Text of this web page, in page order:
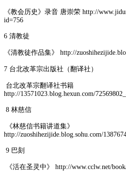
《教会历史》录音 唐崇荣 http://
id=756
6 清教徒
《清教徒作品集》 http://
7 台北改革宗出版社（翻译社）
台北改革宗翻译社书籍
http://13571023.blog.hexun.com/
8 林慈信
《林慈信书籍讲道集》
http://zuoshihezijide.blog.sohu.com/
9 巴刻
《活在圣灵中》 http://www.cclw.net/